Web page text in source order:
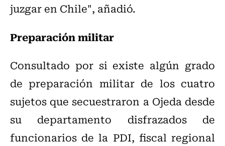
juzgar en Chile", añadió.
Preparación militar
Consultado por si existe algún grado
de preparación militar de los cuatro
sujetos que secuestraron a Ojeda desde
su departamento disfrazados de
funcionarios de la PDI, fiscal regional